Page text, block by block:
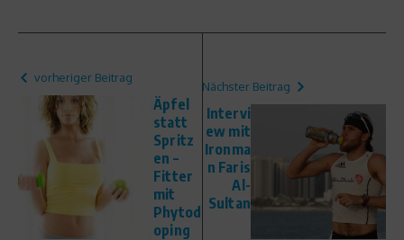
vorheriger Beitrag
Äpfel
statt
Spritz
en –
Fitter
mit
Phytod
oping
Nächster Beitrag
Intervi
ew mit
Ironma
n Faris
Al-
Sultan